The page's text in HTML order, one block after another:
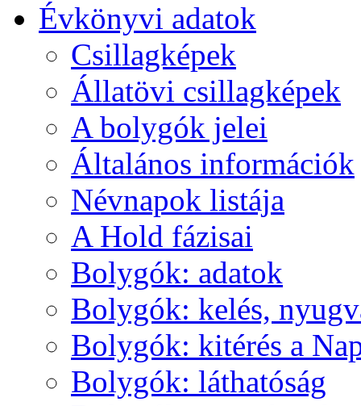
Év­köny­vi ada­tok
Csil­lag­ké­pek
Ál­lat­övi csil­lag­ké­pek
A boly­gók je­lei
Ál­ta­lá­nos in­for­má­ci­ók
Név­na­pok lis­tá­ja
A Hold fá­zi­sai
Boly­gók: ada­tok
Boly­gók: ke­lés,
Boly­gók: ki­té­rés a
Boly­gók: lát­ha­tó­ság